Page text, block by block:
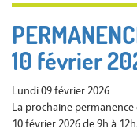
Signaler
piéger
les
frelons
asiatiques
10 février
Lundi 09 février 2026
La prochaine permanence
10 février 2026 de 9h à